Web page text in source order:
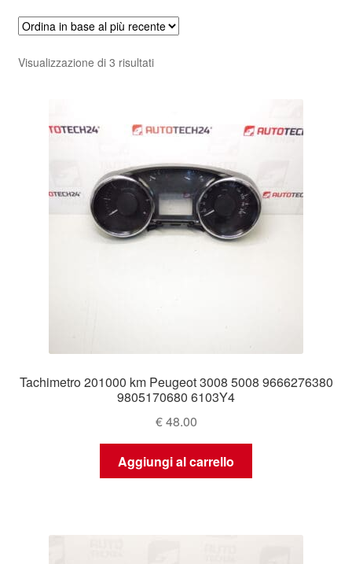
Visualizzazione di 3 risultatiOrdina
più
Tachimetro 201000 km Peugeot 3008 5008 9666276380
9805170680 6103Y4
€48.00
Aggiungi al carrello